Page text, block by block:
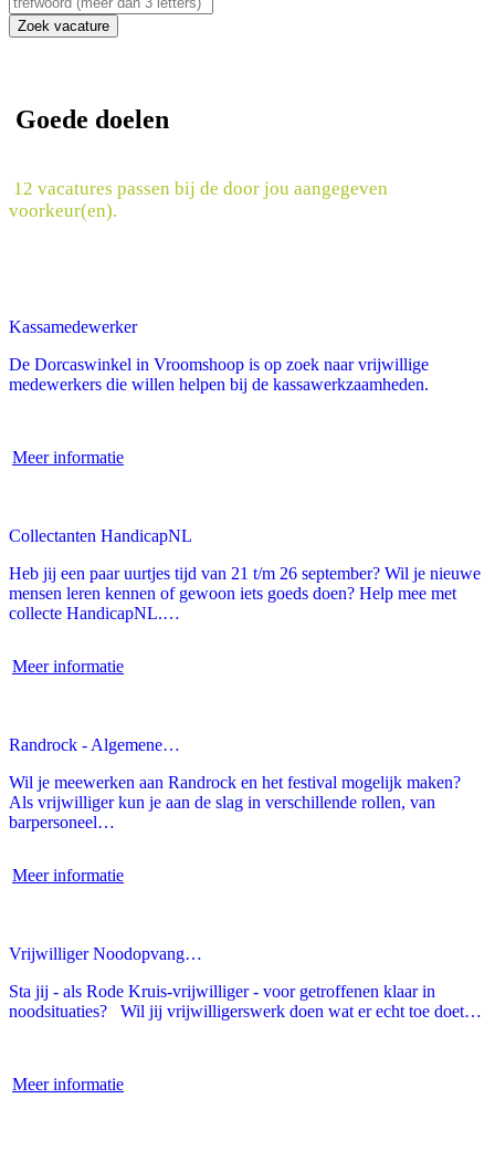
Zoek vacature
Goede doelen
12 vacatures passen bij de door jou aangegeven
voorkeur(en).
Kassamedewerker
De Dorcaswinkel in Vroomshoop is op zoek naar vrijwillige
medewerkers die willen helpen bij de kassawerkzaamheden.
Meer informatie
Collectanten HandicapNL
Heb jij een paar uurtjes tijd van 21 t/m 26 september? Wil je nieuwe
mensen leren kennen of gewoon iets goeds doen? Help mee met
collecte HandicapNL.…
Meer informatie
Randrock - Algemene…
Wil je meewerken aan Randrock en het festival mogelijk maken?
Als vrijwilliger kun je aan de slag in verschillende rollen, van
barpersoneel…
Meer informatie
Vrijwilliger Noodopvang…
Sta jij - als Rode Kruis-vrijwilliger - voor getroffenen klaar in
noodsituaties? Wil jij vrijwilligerswerk doen wat er echt toe doet…
Meer informatie